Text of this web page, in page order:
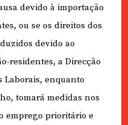
devido à importação
ou se os direitos dos
devido ao
residentes, a Direcção
Laborais, enquanto
tomará medidas nos
emprego prioritário e